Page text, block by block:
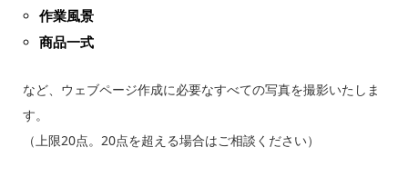
作業風景
商品一式
など、ウェブページ作成に必要なすべての写真を撮影いたしま
す。
（上限20点。20点を超える場合はご相談ください）